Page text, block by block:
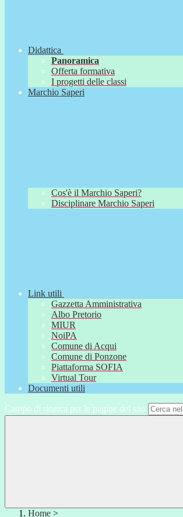
Didattica
Panoramica
Offerta formativa
I progetti delle classi
Marchio Saperi
Cos'è il Marchio Saperi?
Disciplinare Marchio Saperi
Link utili
Gazzetta Amministrativa
Albo Pretorio
MIUR
NoiPA
Comune di Acqui
Comune di Ponzone
Piattaforma SOFIA
Virtual Tour
Documenti utili
Campo di ricerca per le pagine del sito
Home >